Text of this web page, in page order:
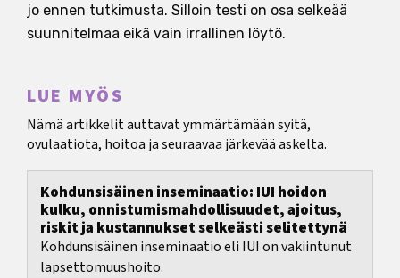
jo ennen tutkimusta. Silloin testi on osa selkeää
suunnitelmaa eikä vain irrallinen löytö.
LUE MYÖS
Nämä artikkelit auttavat ymmärtämään syitä,
ovulaatiota, hoitoa ja seuraavaa järkevää askelta.
Kohdunsisäinen inseminaatio: IUI hoidon
kulku, onnistumismahdollisuudet, ajoitus,
riskit ja kustannukset selkeästi selitettynä
Kohdunsisäinen inseminaatio eli IUI on vakiintunut
lapsettomuushoito.